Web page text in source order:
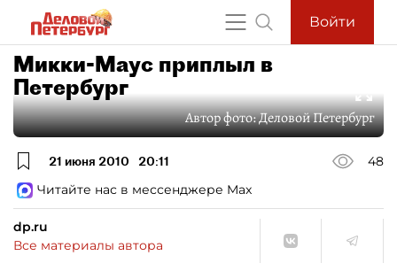
Войти
Микки-Маус приплыл в
Петербург
Автор фото:Деловой Петербург
21 июня 2010 20:11
48
Читайте нас в мессенджере Max
dp.ru
Все материалы автора